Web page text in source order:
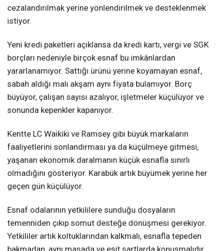
cezalandırılmak yerine yönlendirilmek ve desteklenmek
istiyor.
Yeni kredi paketleri açıklansa da kredi kartı, vergi ve SGK
borçları nedeniyle birçok esnaf bu imkânlardan
yararlanamıyor. Sattığı ürünü yerine koyamayan esnaf,
sabah aldığı malı akşam aynı fiyata bulamıyor. Borç
büyüyor, çalışan sayısı azalıyor, işletmeler küçülüyor ve
sonunda kepenkler kapanıyor.
Kentte LC Waikiki ve Ramsey gibi büyük markaların
faaliyetlerini sonlandırması ya da küçülmeye gitmesi,
yaşanan ekonomik daralmanın küçük esnafla sınırlı
olmadığını gösteriyor. Karabük artık büyümek yerine her
geçen gün küçülüyor.
Esnaf odalarının yetkililere sunduğu dosyaların
temenniden çıkıp somut desteğe dönüşmesi gerekiyor.
Yetkililer artık koltuklarından kalkmalı, esnafla tepeden